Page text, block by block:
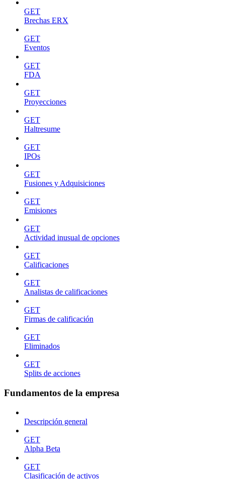
GET
Brechas ERX
GET
Eventos
GET
FDA
GET
Proyecciones
GET
Haltresume
GET
IPOs
GET
Fusiones y Adquisiciones
GET
Emisiones
GET
Actividad inusual de opciones
GET
Calificaciones
GET
Analistas de calificaciones
GET
Firmas de calificación
GET
Eliminados
GET
Splits de acciones
Fundamentos de la empresa
Descripción general
GET
Alpha Beta
GET
Clasificación de activos